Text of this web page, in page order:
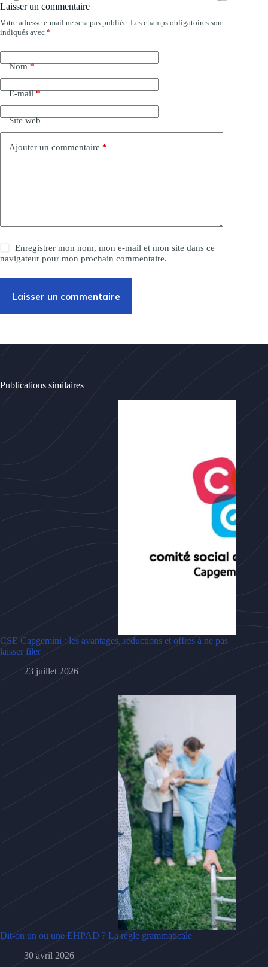
Laisser un commentaire
Votre adresse e-mail ne sera pas publiée. Les champs obligatoires sont
indiqués avec *
Nom*
E-mail*
Site web
Ajouter un commentaire *
Enregistrer mon nom, mon e-mail et mon site dans ce
navigateur pour mon prochain commentaire.
Laisser un commentaire
A
l
r
n
v
e
Publications similaires
CSE Capgemini : les avantages, réductions et offres à ne pas
laisser filer
23 juillet 2026
Dit-on un ou une EHPAD ? La règle grammaticale
30 avril 2026